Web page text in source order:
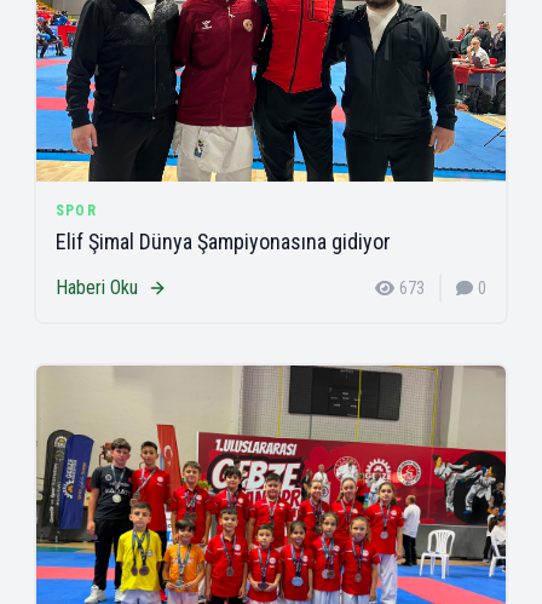
SPOR
Elif Şimal Dünya Şampiyonasına gidiyor
Haberi Oku 673 0